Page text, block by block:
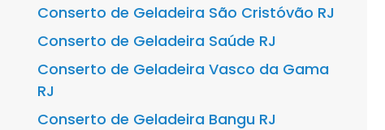
Conserto de Geladeira São Cristóvão RJ
Conserto de Geladeira Saúde RJ
Conserto de Geladeira Vasco da Gama
RJ
Conserto de Geladeira Bangu RJ